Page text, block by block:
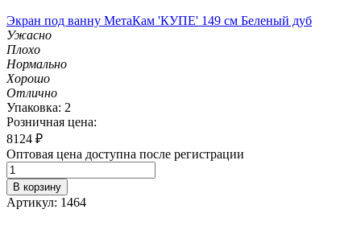
Экран под ванну МетаКам 'КУПЕ' 149 см Беленый дуб
Ужасно
Плохо
Нормально
Хорошо
Отлично
Упаковка: 2
Розничная цена:
8124 ₽
Оптовая цена доступна после регистрации
В корзину
Артикул: 1464